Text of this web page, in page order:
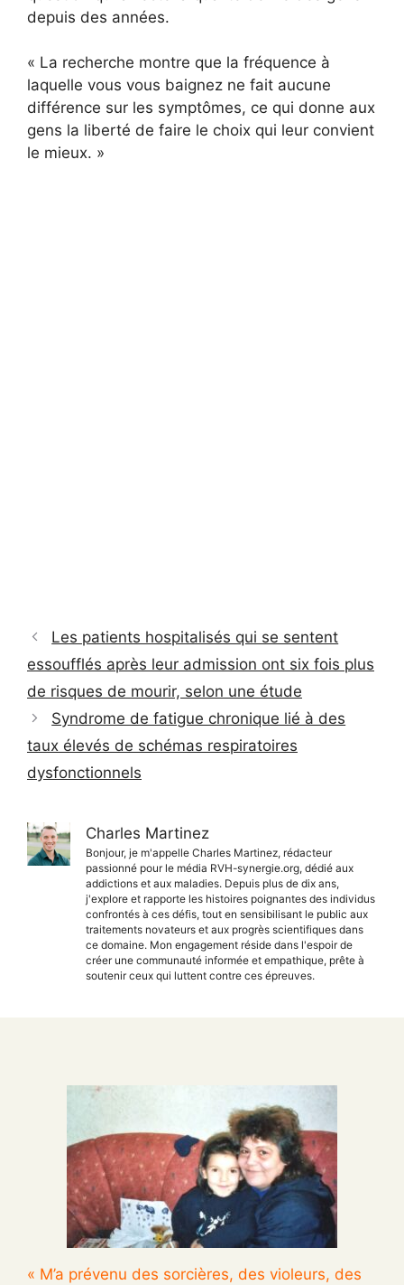
depuis des années.
« La recherche montre que la fréquence à
laquelle vous vous baignez ne fait aucune
différence sur les symptômes, ce qui donne aux
gens la liberté de faire le choix qui leur convient
le mieux. »
Les patients hospitalisés qui se sentent
essoufflés après leur admission ont six fois plus
de risques de mourir, selon une étude
Syndrome de fatigue chronique lié à des
taux élevés de schémas respiratoires
dysfonctionnels
Charles Martinez
Bonjour, je m'appelle Charles Martinez, rédacteur
passionné pour le média RVH-synergie.org, dédié aux
addictions et aux maladies. Depuis plus de dix ans,
j'explore et rapporte les histoires poignantes des individus
confrontés à ces défis, tout en sensibilisant le public aux
traitements novateurs et aux progrès scientifiques dans
ce domaine. Mon engagement réside dans l'espoir de
créer une communauté informée et empathique, prête à
soutenir ceux qui luttent contre ces épreuves.
« M’a prévenu des sorcières, des violeurs, des